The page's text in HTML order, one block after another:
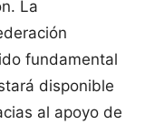
La
fundamental
disponible
al apoyo de